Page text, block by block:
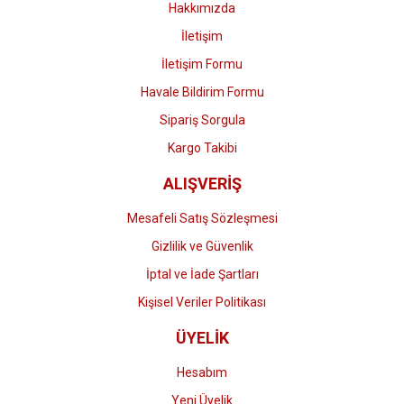
Gönder
Hakkımızda
İletişim
İletişim Formu
Havale Bildirim Formu
Sipariş Sorgula
Kargo Takibi
ALIŞVERİŞ
Mesafeli Satış Sözleşmesi
Gizlilik ve Güvenlik
İptal ve İade Şartları
Kişisel Veriler Politikası
ÜYELİK
Hesabım
Yeni Üyelik